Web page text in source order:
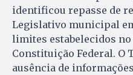
identificou repasse de
Legislativo municipal
limites estabelecidos no
Constituição Federal. O
ausência de